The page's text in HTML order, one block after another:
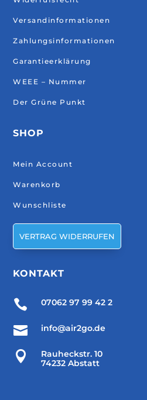
Versandinformationen
Zahlungsinformationen
Garantieerklärung
WEEE – Nummer
Der Grüne Punkt
SHOP
Mein Account
Warenkorb
Wunschliste
VERTRAG WIDERRUFEN
KONTAKT
 07062 97 99 42 2
 info@air2go.de

Rauheckstr. 10
74232 Abstatt